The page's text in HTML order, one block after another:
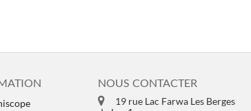
NOUS CONTACTER
19 rue Lac Farwa Les Berges